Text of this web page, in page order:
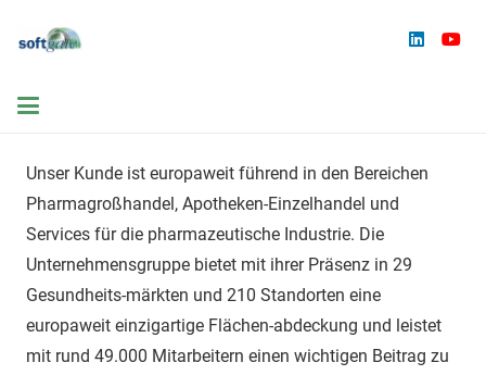
Unser Kunde ist europaweit führend in den Bereichen
Pharmagroßhandel, Apotheken-Einzelhandel und
Services für die pharmazeutische Industrie. Die
Unternehmensgruppe bietet mit ihrer Präsenz in 29
Gesundheits-märkten und 210 Standorten eine
europaweit einzigartige Flächen-abdeckung und leistet
mit rund 49.000 Mitarbeitern einen wichtigen Beitrag zu